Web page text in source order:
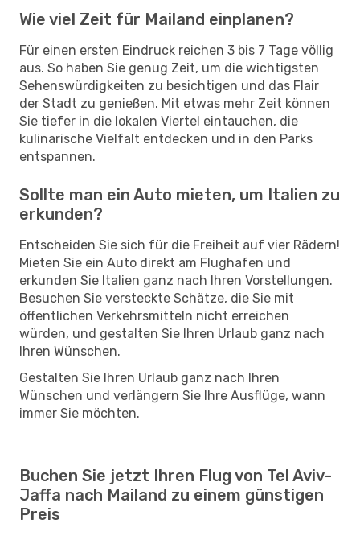
Wie viel Zeit für Mailand einplanen?
Für einen ersten Eindruck reichen 3 bis 7 Tage völlig
aus. So haben Sie genug Zeit, um die wichtigsten
Sehenswürdigkeiten zu besichtigen und das Flair
der Stadt zu genießen. Mit etwas mehr Zeit können
Sie tiefer in die lokalen Viertel eintauchen, die
kulinarische Vielfalt entdecken und in den Parks
entspannen.
Sollte man ein Auto mieten, um Italien zu
erkunden?
Entscheiden Sie sich für die Freiheit auf vier Rädern!
Mieten Sie ein Auto direkt am Flughafen und
erkunden Sie Italien ganz nach Ihren Vorstellungen.
Besuchen Sie versteckte Schätze, die Sie mit
öffentlichen Verkehrsmitteln nicht erreichen
würden, und gestalten Sie Ihren Urlaub ganz nach
Ihren Wünschen.
Gestalten Sie Ihren Urlaub ganz nach Ihren
Wünschen und verlängern Sie Ihre Ausflüge, wann
immer Sie möchten.
Buchen Sie jetzt Ihren Flug von Tel Aviv-
Jaffa nach Mailand zu einem günstigen
Preis